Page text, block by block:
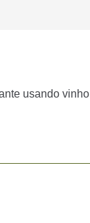
usando vinho